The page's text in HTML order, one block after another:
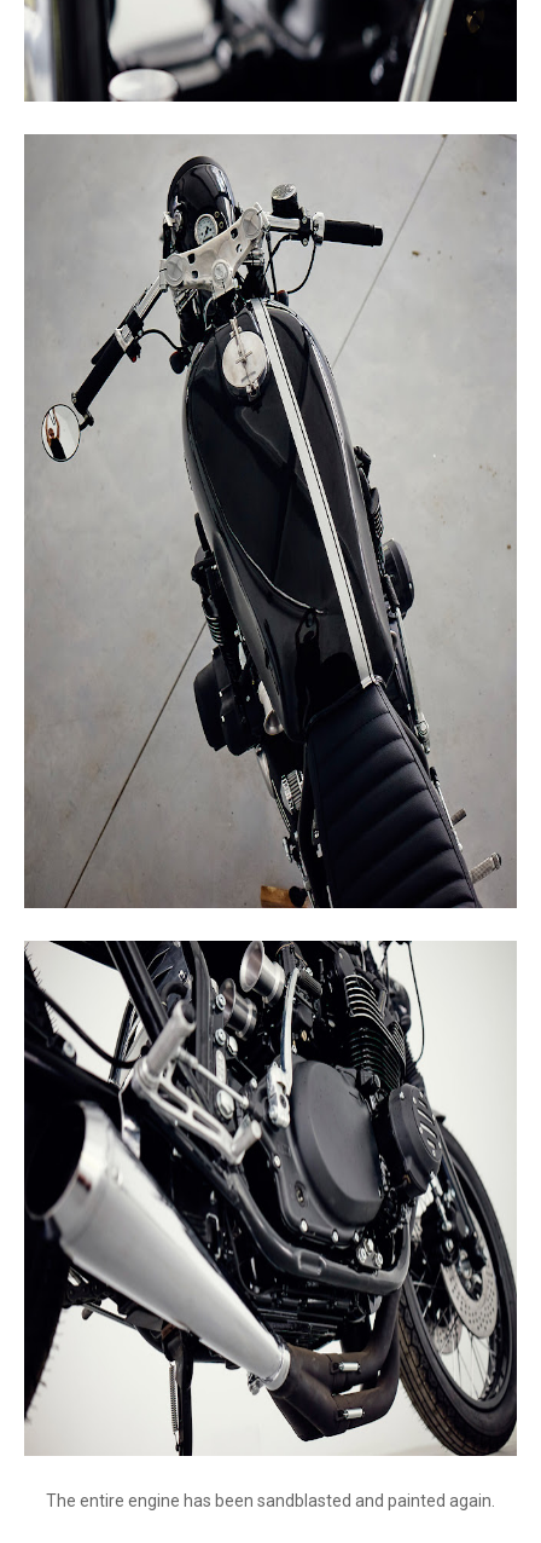
The entire engine has been sandblasted and painted again.